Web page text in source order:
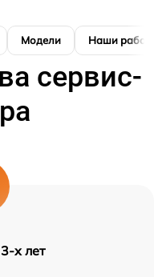
Модели Наши работы
сервис-
х лет